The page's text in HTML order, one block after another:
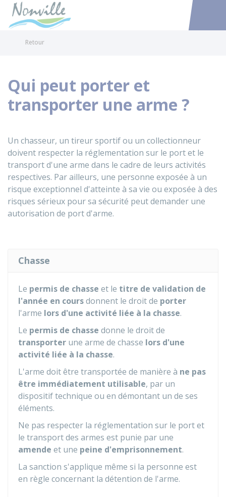
Accéder
Retour
Qui peut porter et
transporter une arme ?
Un chasseur, un tireur sportif ou un collectionneur
doivent respecter la réglementation sur le port et le
transport d'une arme dans le cadre de leurs activités
respectives. Par ailleurs, une personne exposée à un
risque exceptionnel d'atteinte à sa vie ou exposée à des
risques sérieux pour sa sécurité peut demander une
autorisation de port d'arme.
Chasse
Le permis de chasse et le titre de validation de
l'année en coursdonnent le droit de porter
l'arme lors d'une activité liée à la chasse.
Le permis de chasse donne le droit de
transporter une arme de chasse lors d'une
activité liée à la chasse.
L'arme doit être transportée de manière à ne pas
être immédiatement utilisable, par un
dispositif technique ou en démontant un de ses
éléments.
Ne pas respecter la réglementation sur le port et
le transport des armes est punie par une
amende et une peine d'emprisonnement.
La sanction s'applique même si la personne est
en règle concernant la détention de l'arme.